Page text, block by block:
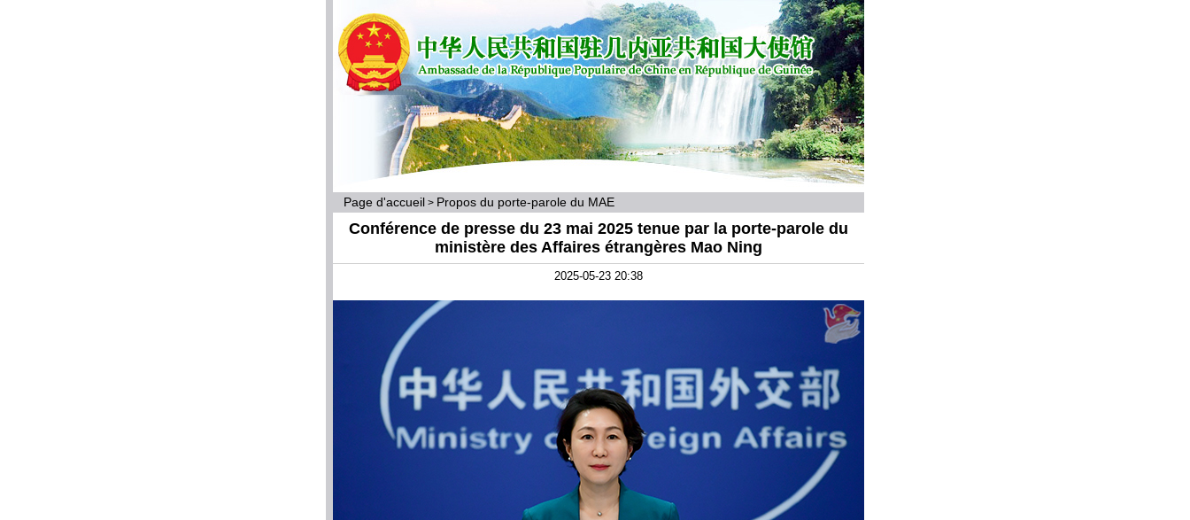
Page d'accueil > Propos du porte-parole du MAE
Conférence de presse du 23 mai 2025 tenue par la porte-parole du
ministère des Affaires étrangères Mao Ning
2025-05-23 20:38